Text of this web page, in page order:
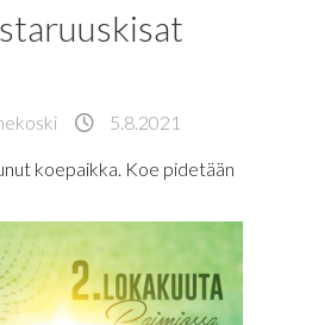
5.8.2021
koepaikka. Koe pidetään